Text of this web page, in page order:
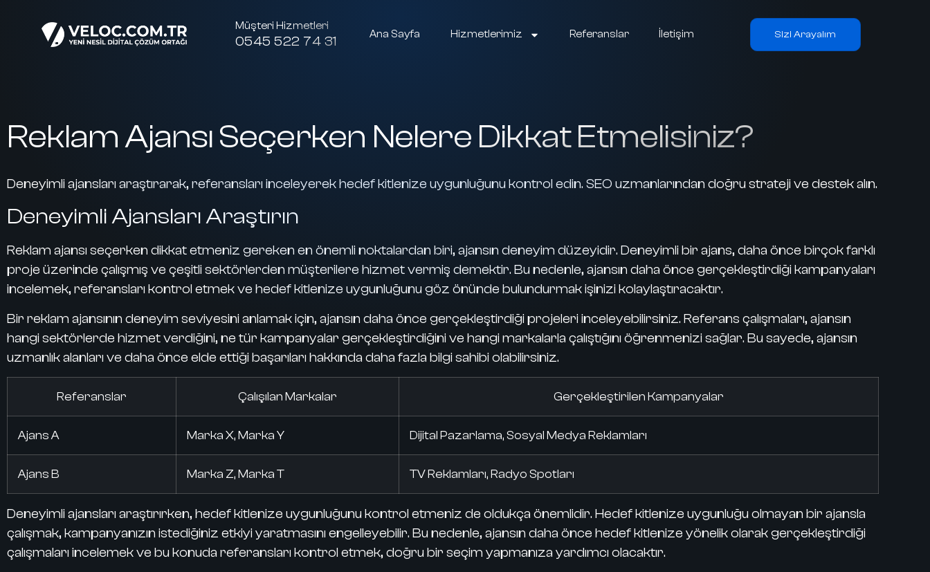
Müşteri Hizmetleri
0545 522 74 31 Ana Sayfa Hizmetlerimiz Referanslar İletişim Sizi Arayalım
Reklam Ajansı Seçerken Nelere Dikkat Etmelisiniz?
Deneyimli ajansları araştırarak, referansları inceleyerek hedef kitlenize uygunluğunu kontrol edin. SEO uzmanlarından doğru strateji ve destek alın.
Deneyimli Ajansları Araştırın
Reklam ajansı seçerken dikkat etmeniz gereken en önemli noktalardan biri, ajansın deneyim düzeyidir. Deneyimli bir ajans, daha önce birçok farklı
proje üzerinde çalışmış ve çeşitli sektörlerden müşterilere hizmet vermiş demektir. Bu nedenle, ajansın daha önce gerçekleştirdiği kampanyaları
incelemek, referansları kontrol etmek ve hedef kitlenize uygunluğunu göz önünde bulundurmak işinizi kolaylaştıracaktır.
Bir reklam ajansının deneyim seviyesini anlamak için, ajansın daha önce gerçekleştirdiği projeleri inceleyebilirsiniz. Referans çalışmaları, ajansın
hangi sektörlerde hizmet verdiğini, ne tür kampanyalar gerçekleştirdiğini ve hangi markalarla çalıştığını öğrenmenizi sağlar. Bu sayede, ajansın
uzmanlık alanları ve daha önce elde ettiği başarıları hakkında daha fazla bilgi sahibi olabilirsiniz.
Referanslar Çalışılan Markalar Gerçekleştirilen Kampanyalar
Ajans A Marka X, Marka Y Dijital Pazarlama, Sosyal Medya Reklamları
Ajans B Marka Z, Marka T TV Reklamları, Radyo Spotları
Deneyimli ajansları araştırırken, hedef kitlenize uygunluğunu kontrol etmeniz de oldukça önemlidir. Hedef kitlenize uygunluğu olmayan bir ajansla
çalışmak, kampanyanızın istediğiniz etkiyi yaratmasını engelleyebilir. Bu nedenle, ajansın daha önce hedef kitlenize yönelik olarak gerçekleştirdiği
çalışmaları incelemek ve bu konuda referansları kontrol etmek, doğru bir seçim yapmanıza yardımcı olacaktır.